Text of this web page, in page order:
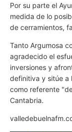
Por su parte el
medida de lo
de cerramientos,
Tanto Argumosa
agradecido el
inversiones y
definitiva y sitúe a
como referente
Cantabria.